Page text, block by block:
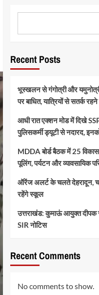
Recent Posts
भूस्खलन से गंगोत्री और यमुनोत्री
पर बाधित, यात्रियों से सतर्क
आधी रात एक्शन मोड में दिखे
पुलिसकर्मी ड्यूटी से नदारद,
MDDA बोर्ड बैठक में 25 विकास
पूलिंग, पर्यटन और व्यावसायिक
ऑरेंज अलर्ट के चलते देहरादून,
रहेंगे स्कूल
उत्तराखंड: कुमाऊं आयुक्त दीपक
SIR नोटिस
Recent Comments
No comments to show.